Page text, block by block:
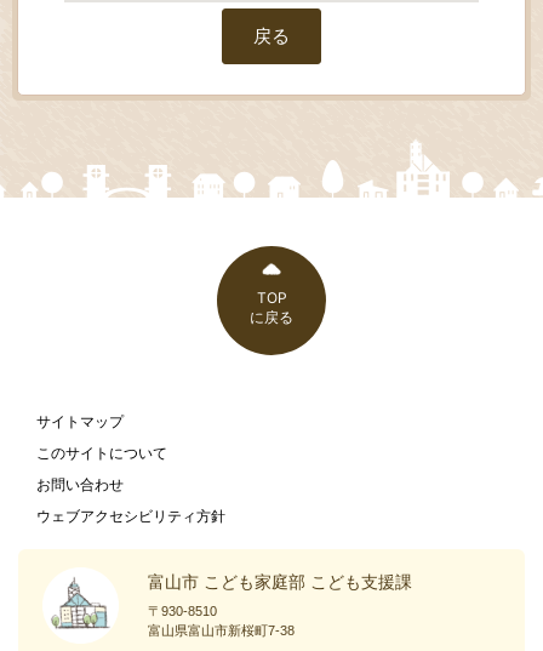
戻る
TOP
に戻る
サイトマップ
このサイトについて
お問い合わせ
ウェブアクセシビリティ方針
富山市 こども家庭部 こども支援課
〒930-8510
富山県富山市新桜町7-38